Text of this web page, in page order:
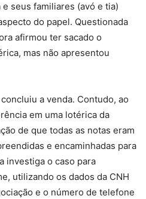
seus familiares (avó e tia)
do papel. Questionada
afirmou ter sacado o
mas não apresentou
a venda. Contudo, ao
em uma lotérica da
de que todas as notas eram
e encaminhadas para
investiga o caso para
utilizando os dados da CNH
e o número de telefone